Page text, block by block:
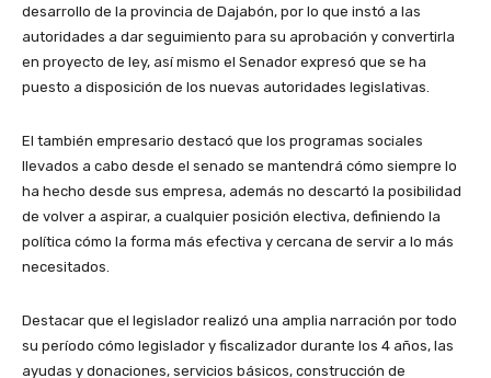
desarrollo de la provincia de Dajabón, por lo que instó a las
autoridades a dar seguimiento para su aprobación y convertirla
en proyecto de ley, así mismo el Senador expresó que se ha
puesto a disposición de los nuevas autoridades legislativas.
El también empresario destacó que los programas sociales
llevados a cabo desde el senado se mantendrá cómo siempre lo
ha hecho desde sus empresa, además no descartó la posibilidad
de volver a aspirar, a cualquier posición electiva, definiendo la
política cómo la forma más efectiva y cercana de servir a lo más
necesitados.
Destacar que el legislador realizó una amplia narración por todo
su período cómo legislador y fiscalizador durante los 4 años, las
ayudas y donaciones, servicios básicos, construcción de